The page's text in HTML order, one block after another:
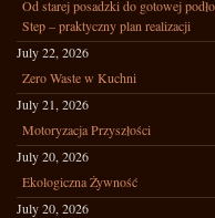
Od starej posadzki do gotowej
Step – praktyczny plan realizacji
July 22, 2026
Zero Waste w Kuchni
July 21, 2026
Motoryzacja Przyszłości
July 20, 2026
Ekologiczna Żywność
July 20, 2026